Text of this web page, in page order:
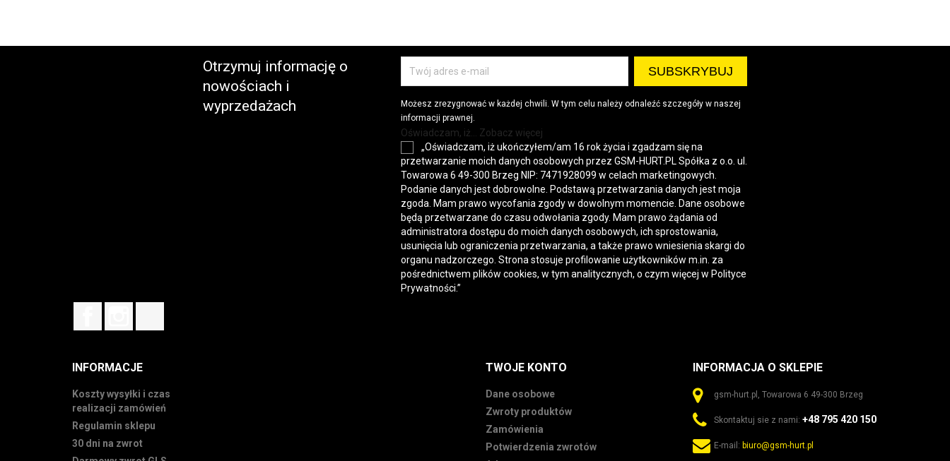
Otrzymuj informację o
nowościach i
wyprzedażach
Możesz zrezygnować w każdej chwili. W tym celu należy odnaleźć szczegóły w naszej
informacji prawnej.
Oświadczam, iż... Zobacz więcej
„Oświadczam, iż ukończyłem/am 16 rok życia i zgadzam się na
przetwarzanie moich danych osobowych przez GSM-HURT.PL Spółka z o.o. ul.
Towarowa 6 49-300 Brzeg NIP: 7471928099 w celach marketingowych.
Podanie danych jest dobrowolne. Podstawą przetwarzania danych jest moja
zgoda. Mam prawo wycofania zgody w dowolnym momencie. Dane osobowe
będą przetwarzane do czasu odwołania zgody. Mam prawo żądania od
administratora dostępu do moich danych osobowych, ich sprostowania,
usunięcia lub ograniczenia przetwarzania, a także prawo wniesienia skargi do
organu nadzorczego. Strona stosuje profilowanie użytkowników m.in. za
pośrednictwem plików cookies, w tym analitycznych, o czym więcej w Polityce
Prywatności.”
INFORMACJE
Koszty wysyłki i czas
realizacji zamówień
Regulamin sklepu
30 dni na zwrot
TWOJE KONTO
Dane osobowe
Zwroty produktów
Zamówienia
Potwierdzenia zwrotów
INFORMACJA O SKLEPIE
gsm-hurt.pl, Towarowa 6 49-300 Brzeg
Skontaktuj sie z nami: +48 795 420 150
E-mail: biuro@gsm-hurt.pl